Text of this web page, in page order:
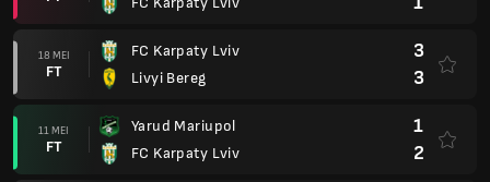
18 MEI
FT
FC Karpaty Lviv
Livyi Bereg
3
3
11 MEI
FT
Yarud Mariupol
FC Karpaty Lviv
1
2